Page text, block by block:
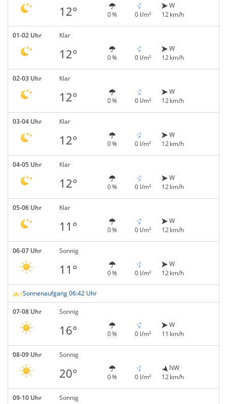
12° 0 % 0 l/m²
W
12 km/h
01-02 Uhr Klar
12° 0 % 0 l/m²
W
12 km/h
02-03 Uhr Klar
12° 0 % 0 l/m²
W
12 km/h
03-04 Uhr Klar
12° 0 % 0 l/m²
W
12 km/h
04-05 Uhr Klar
12° 0 % 0 l/m²
W
12 km/h
05-06 Uhr Klar
11° 0 % 0 l/m²
W
12 km/h
06-07 Uhr Sonnig
11° 0 % 0 l/m²
W
12 km/h
Sonnenaufgang 06:42 Uhr
07-08 Uhr Sonnig
16° 0 % 0 l/m²
W
11 km/h
08-09 Uhr Sonnig
20° 0 % 0 l/m²
NW
12 km/h
09-10 Uhr Sonnig